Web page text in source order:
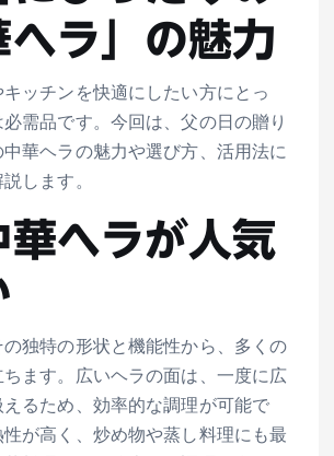
ヘラ」の魅力
ッチンを快適にしたい方にとっ
需品です。今回は、父の日の贈り
華ヘラの魅力や選び方、活用法に
します。
華ヘラが人気
独特の形状と機能性から、多くの
ます。広いヘラの面は、一度に広
るため、効率的な調理が可能で
が高く、炒め物や蒸し料理にも最